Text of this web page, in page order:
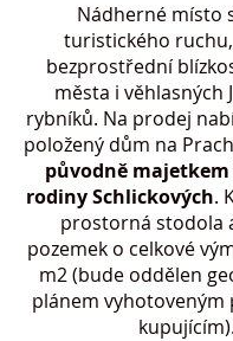
Nádherné místo
turistického
bezprostřední
města i věhlasných
rybníků. Na prodej
položený dům na
původně
rodiny Schlickových.
prostorná stodola
pozemek o celkové
m2 (bude oddělen
plánem vyhotoveným
kupujícím).